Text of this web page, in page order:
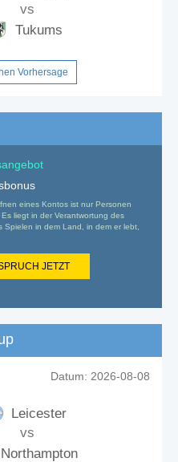
vs
Tukums
Vorhersage
eines Kontos ist nur Personen
liegt in der Verantwortung des
Spielen in dem Land, in dem er lebt,
JETZT
Datum: 2026-08-08
Leicester
vs
Northampton